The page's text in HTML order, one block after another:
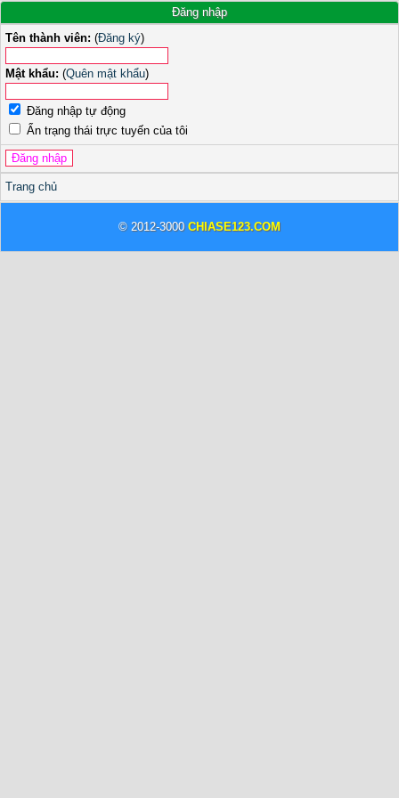
Đăng nhập
Tên thành viên: (Đăng ký)
Mật khẩu: (Quên mật khẩu)
Đăng nhập tự động
Ẩn trạng thái trực tuyến của tôi
Trang chủ
© 2012-3000 CHIASE123.COM